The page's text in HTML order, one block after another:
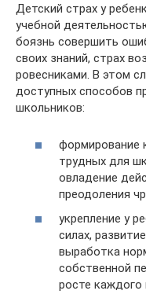
Детский страх у
учебной
боязнь совершить
своих знаний, страх
ровесниками. В этом
доступных способов
школьников:
формирование
трудных для
овладение
преодоления
укрепление у
силах,
выработка
собственной
росте каждого